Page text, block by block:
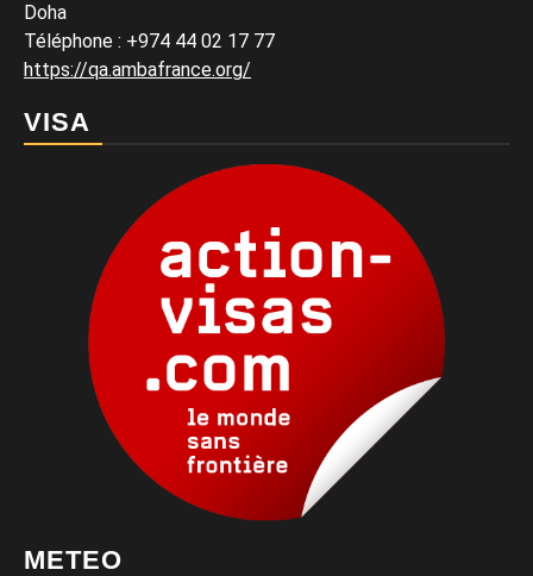
Doha
Téléphone : +974 44 02 17 77
https://qa.ambafrance.org/
VISA
METEO